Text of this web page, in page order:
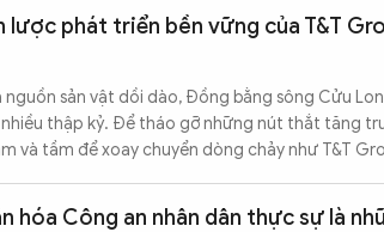
phát triển bền vững của T&T
sản vật dồi dào, Đồng bằng sông Cửu
thập kỷ. Để tháo gỡ những nút thắt tăng
và tầm để xoay chuyển dòng chảy như T&T
hóa Công an nhân dân thực sự là